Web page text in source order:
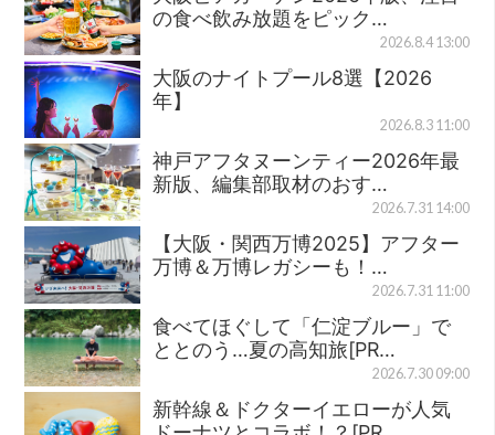
の食べ飲み放題をピック…
2026.8.4 13:00
大阪のナイトプール8選【2026
年】
2026.8.3 11:00
神戸アフタヌーンティー2026年最
新版、編集部取材のおす…
2026.7.31 14:00
【大阪・関西万博2025】アフター
万博＆万博レガシーも！…
2026.7.31 11:00
食べてほぐして「仁淀ブルー」で
ととのう…夏の高知旅[PR…
2026.7.30 09:00
新幹線＆ドクターイエローが人気